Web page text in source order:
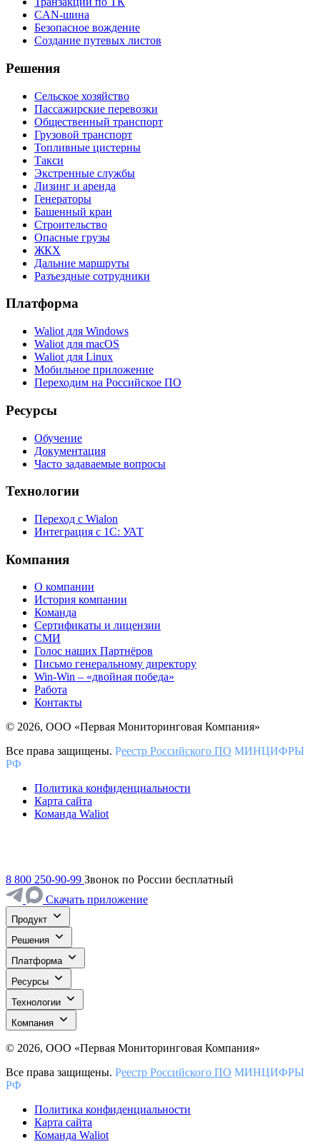
CAN-шина
Безопасное вождение
Создание путевых листов
Решения
Сельское хозяйство
Пассажирские перевозки
Общественный транспорт
Грузовой транспорт
Топливные цистерны
Такси
Экстренные службы
Лизинг и аренда
Генераторы
Башенный кран
Строительство
Опасные грузы
ЖКХ
Дальние маршруты
Разъездные сотрудники
Платформа
Waliot для Windows
Waliot для macOS
Waliot для Linux
Мобильное приложение
Переходим на Российское ПО
Ресурсы
Обучение
Документация
Часто задаваемые вопросы
Технологии
Переход с Wialon
Интеграция с 1С: УАТ
Компания
О компании
История компании
Команда
Сертификаты и лицензии
СМИ
Голос наших Партнёров
Письмо генеральному директору
Win-Win – «двойная победа»
Работа
Контакты
© 2026, ООО «Первая Мониторинговая Компания»
Все права защищены. Реестр Российского ПО МИНЦИФРЫ
РФ
Политика конфиденциальности
Карта сайта
Команда Waliot
8 800 250-90-99 Звонок по России бесплатный
Скачать приложение
Продукт
Решения
Платформа
Ресурсы
Технологии
Компания
© 2026, ООО «Первая Мониторинговая Компания»
Все права защищены. Реестр Российского ПО МИНЦИФРЫ
РФ
Политика конфиденциальности
Карта сайта
Команда Waliot